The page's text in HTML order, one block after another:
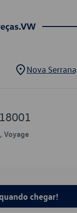
Nova Serrana
Voyage
chegar!